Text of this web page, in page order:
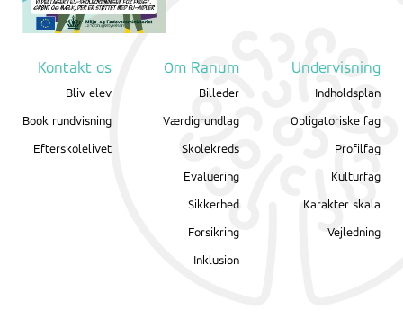
Kontakt os
Bliv elev
Book rundvisning
Efterskolelivet
Om Ranum
Billeder
Værdigrundlag
Skolekreds
Evaluering
Sikkerhed
Forsikring
Inklusion
Undervisning
Indholdsplan
Obligatoriske fag
Profilfag
Kulturfag
Karakter skala
Vejledning